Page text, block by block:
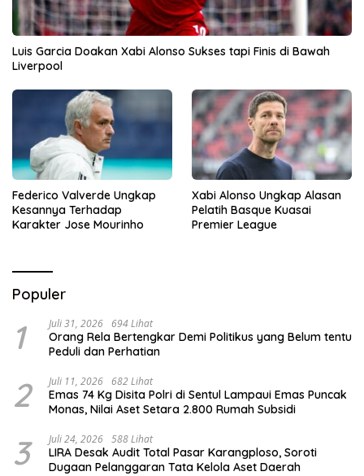
Luis Garcia Doakan Xabi Alonso Sukses tapi Finis di Bawah
Liverpool
Federico Valverde Ungkap
Kesannya Terhadap
Karakter Jose Mourinho
Xabi Alonso Ungkap Alasan
Pelatih Basque Kuasai
Premier League
Populer
1 Juli 31, 2026 694 Lihat
Orang Rela Bertengkar Demi Politikus yang Belum tentu
Peduli dan Perhatian
2 Juli 11, 2026 682 Lihat
Emas 74 Kg Disita Polri di Sentul Lampaui Emas Puncak
Monas, Nilai Aset Setara 2.800 Rumah Subsidi
3 Juli 24, 2026 588 Lihat
LIRA Desak Audit Total Pasar Karangploso, Soroti
Dugaan Pelanggaran Tata Kelola Aset Daerah